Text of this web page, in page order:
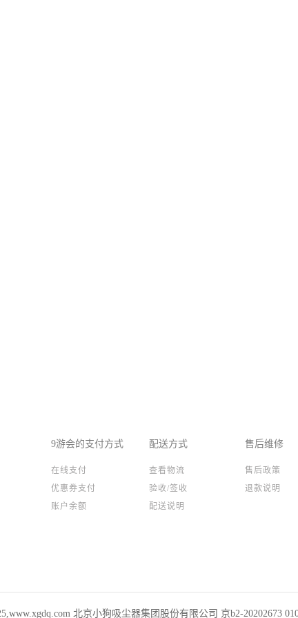
9游会的支付方式
在线支付
优惠券支付
账户余额
配送方式
查看物流
验收/签收
配送说明
售后维修
售后政策
退款说明
北京小狗吸尘器集团股份有限公司 京b2-20202673